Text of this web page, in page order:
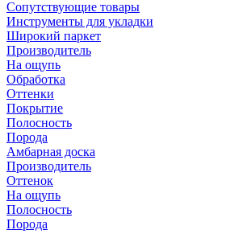
Сопутствующие товары
Инструменты для укладки
Широкий паркет
Производитель
На ощупь
Обработка
Оттенки
Покрытие
Полосность
Порода
Амбарная доска
Производитель
Оттенок
На ощупь
Полосность
Порода